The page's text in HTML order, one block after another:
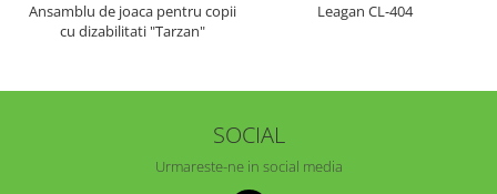
Ansamblu de joaca pentru copii
cu dizabilitati "Tarzan"
Leagan CL-404
SOCIAL
Urmareste-ne in social media